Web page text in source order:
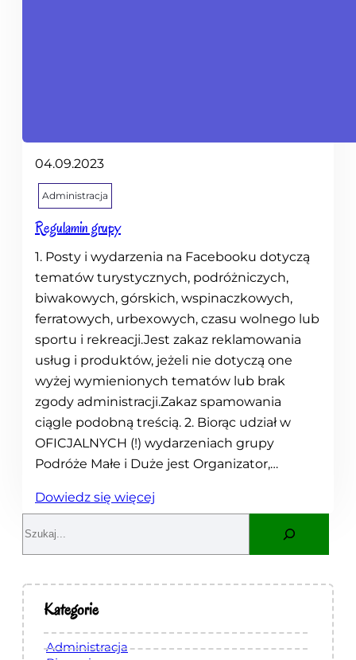
04.09.2023
Administracja
Regulamin grupy
1. Posty i wydarzenia na Facebooku dotyczą
tematów turystycznych, podróżniczych,
biwakowych, górskich, wspinaczkowych,
ferratowych, urbexowych, czasu wolnego lub
sportu i rekreacji.Jest zakaz reklamowania
usług i produktów, jeżeli nie dotyczą one
wyżej wymienionych tematów lub brak
zgody administracji.Zakaz spamowania
ciągle podobną treścią. 2. Biorąc udział w
OFICJALNYCH (!) wydarzeniach grupy
Podróże Małe i Duże jest Organizator,…
Dowiedz się więcej
R
g
r
c
h
Kategorie
Administracja